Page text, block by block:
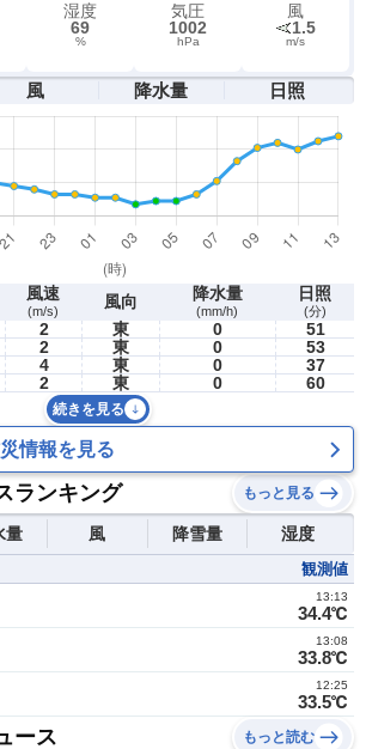
湿度
69
%
気圧
1002
hPa
風
1.5
m/s
風 降水量 日照
風速
(m/s) 風向 降水量
(mm/h)
日照
(分)
2 東 0
51
2 東 0
53
4 東 0
37
2 東 0 60
続きを見る
情報を見る
ランキング もっと見る
量 風 降雪量 湿度
観測値
34.4℃
13:13
33.8℃
13:08
33.5℃
12:25
ース もっと読む